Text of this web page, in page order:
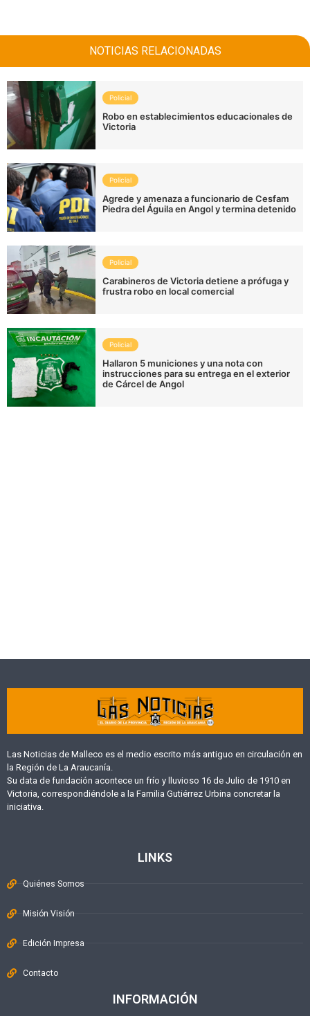
NOTICIAS RELACIONADAS
Policial
Robo en establecimientos educacionales de
Victoria
Policial
Agrede y amenaza a funcionario de Cesfam
Piedra del Águila en Angol y termina detenido
Policial
Carabineros de Victoria detiene a prófuga y
frustra robo en local comercial
Policial
Hallaron 5 municiones y una nota con
instrucciones para su entrega en el exterior
de Cárcel de Angol
Las Noticias de Malleco es el medio escrito más antiguo en circulación en
la Región de La Araucanía.
Su data de fundación acontece un frío y lluvioso 16 de Julio de 1910 en
Victoria, correspondiéndole a la Familia Gutiérrez Urbina concretar la
iniciativa.
LINKS
Quiénes Somos
Misión Visión
Edición Impresa
Contacto
INFORMACIÓN